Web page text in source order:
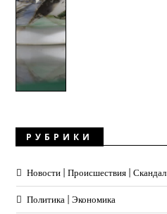
РУБРИКИ
Новости | Происшествия | Скандал
Политика | Экономика